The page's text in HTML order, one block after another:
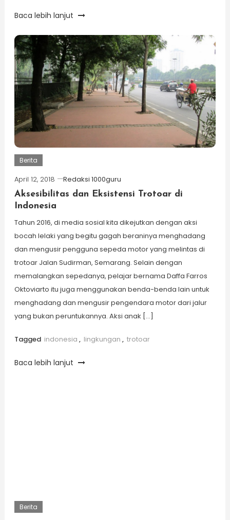
Baca lebih lanjut
Berita
April 12, 2018
Redaksi 1000guru
Aksesibilitas dan Eksistensi Trotoar di
Indonesia
Tahun 2016, di media sosial kita dikejutkan dengan aksi
bocah lelaki yang begitu gagah beraninya menghadang
dan mengusir pengguna sepeda motor yang melintas di
trotoar Jalan Sudirman, Semarang. Selain dengan
memalangkan sepedanya, pelajar bernama Daffa Farros
Oktoviarto itu juga menggunakan benda-benda lain untuk
menghadang dan mengusir pengendara motor dari jalur
yang bukan peruntukannya. Aksi anak […]
Tagged indonesia , lingkungan , trotoar
Baca lebih lanjut
Berita